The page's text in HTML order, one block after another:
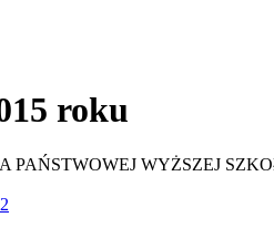
roku
PAŃSTWOWEJ WYŻSZEJ